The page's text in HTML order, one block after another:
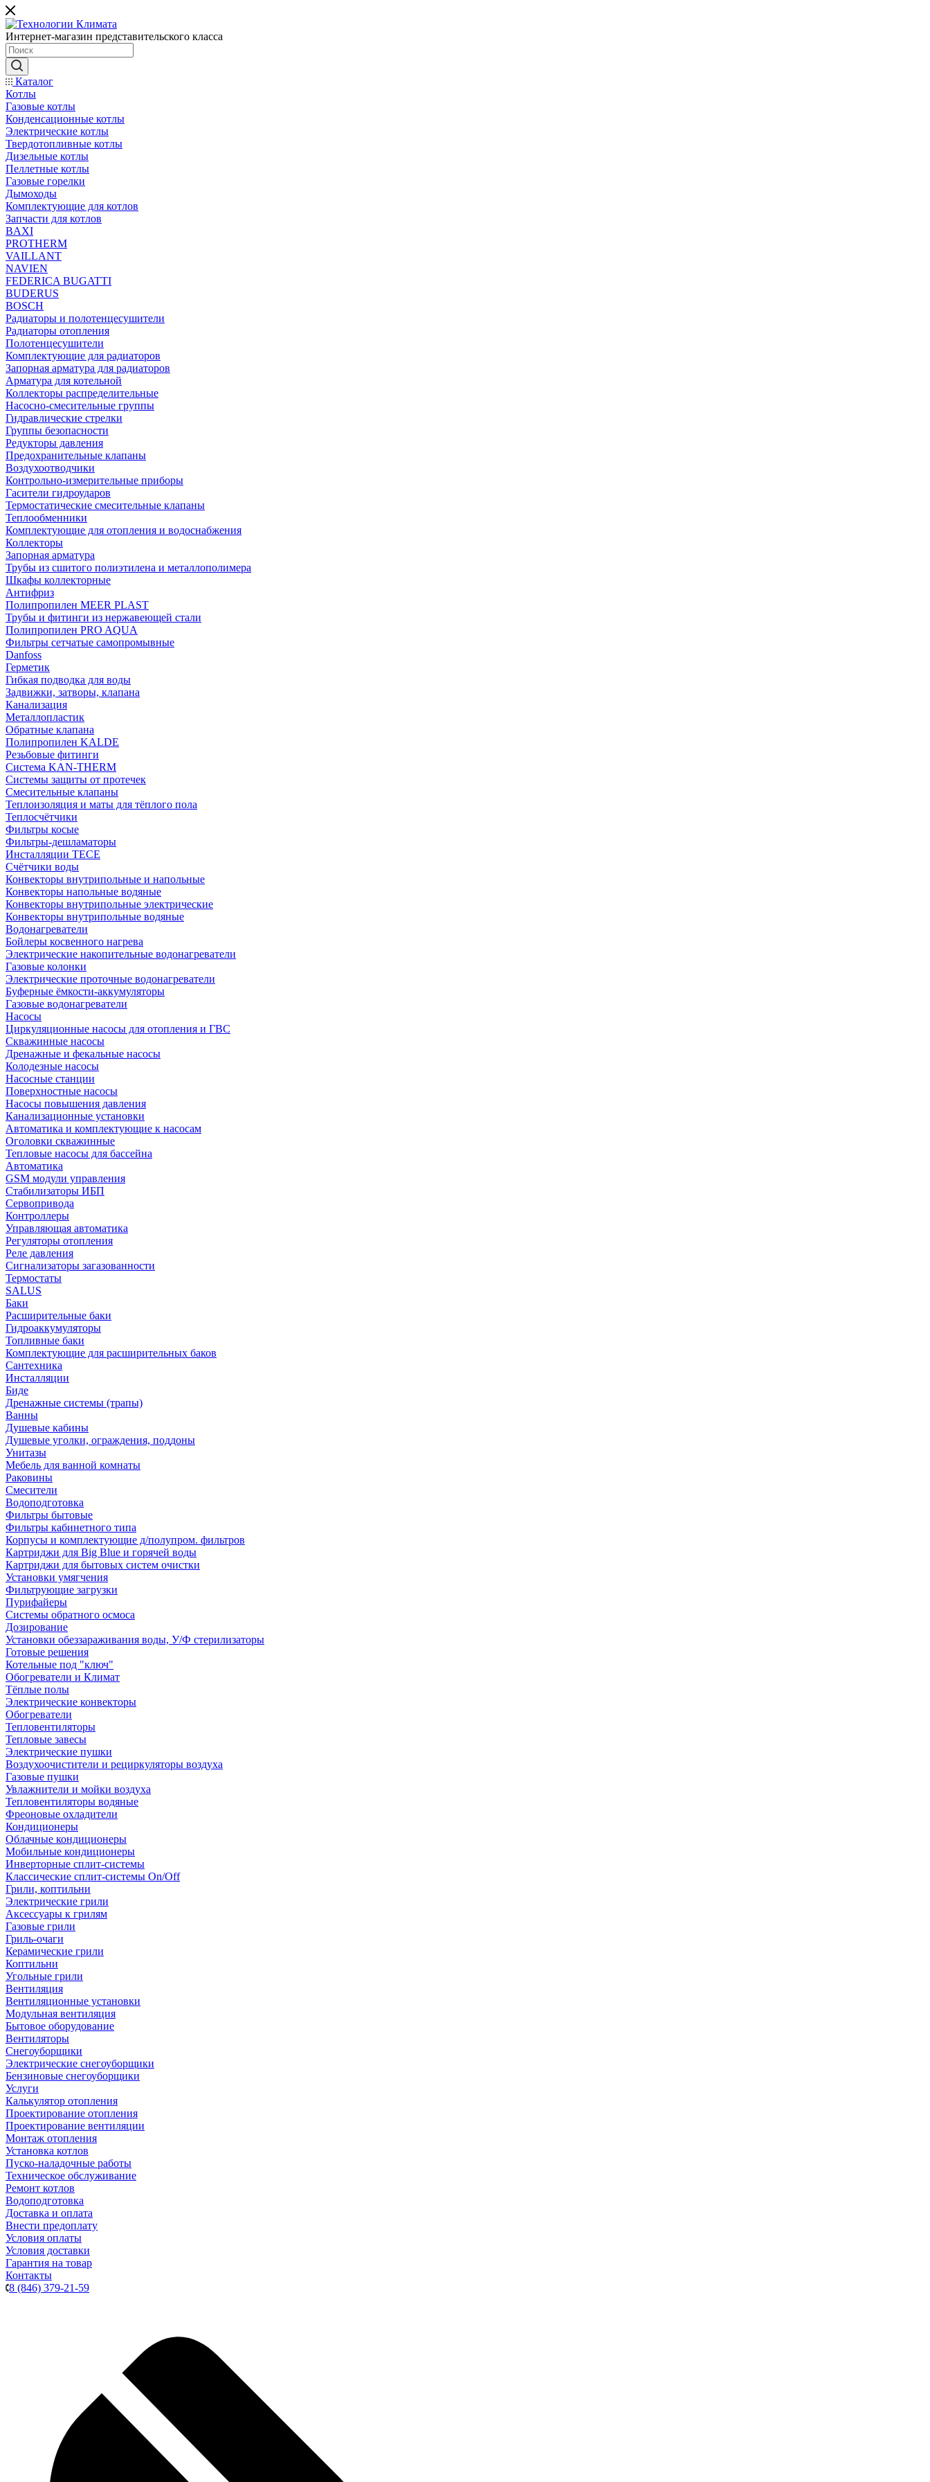
Интернет-магазин представительского класса
Каталог
Котлы
Газовые котлы
Конденсационные котлы
Электрические котлы
Твердотопливные котлы
Дизельные котлы
Пеллетные котлы
Газовые горелки
Дымоходы
Комплектующие для котлов
Запчасти для котлов
BAXI
PROTHERM
VAILLANT
NAVIEN
FEDERICA BUGATTI
BUDERUS
BOSCH
Радиаторы и полотенцесушители
Радиаторы отопления
Полотенцесушители
Комплектующие для радиаторов
Запорная арматура для радиаторов
Арматура для котельной
Коллекторы распределительные
Насосно-смесительные группы
Гидравлические стрелки
Группы безопасности
Редукторы давления
Предохранительные клапаны
Воздухоотводчики
Контрольно-измерительные приборы
Гасители гидроударов
Термостатические смесительные клапаны
Теплообменники
Комплектующие для отопления и водоснабжения
Коллекторы
Запорная арматура
Трубы из сшитого полиэтилена и металлополимера
Шкафы коллекторные
Антифриз
Полипропилен MEER PLAST
Трубы и фитинги из нержавеющей стали
Полипропилен PRO AQUA
Фильтры сетчатые самопромывные
Danfoss
Герметик
Гибкая подводка для воды
Задвижки, затворы, клапана
Канализация
Металлопластик
Обратные клапана
Полипропилен KALDE
Резьбовые фитинги
Система KAN-THERM
Системы защиты от протечек
Смесительные клапаны
Теплоизоляция и маты для тёплого пола
Теплосчётчики
Фильтры косые
Фильтры-дешламаторы
Инсталляции TECE
Счётчики воды
Конвекторы внутрипольные и напольные
Конвекторы напольные водяные
Конвекторы внутрипольные электрические
Конвекторы внутрипольные водяные
Водонагреватели
Бойлеры косвенного нагрева
Электрические накопительные водонагреватели
Газовые колонки
Электрические проточные водонагреватели
Буферные ёмкости-аккумуляторы
Газовые водонагреватели
Насосы
Циркуляционные насосы для отопления и ГВС
Скважинные насосы
Дренажные и фекальные насосы
Колодезные насосы
Насосные станции
Поверхностные насосы
Насосы повышения давления
Канализационные установки
Автоматика и комплектующие к насосам
Оголовки скважинные
Тепловые насосы для бассейна
Автоматика
GSM модули управления
Стабилизаторы ИБП
Сервопривода
Контроллеры
Управляющая автоматика
Регуляторы отопления
Реле давления
Сигнализаторы загазованности
Термостаты
SALUS
Баки
Расширительные баки
Гидроаккумуляторы
Топливные баки
Комплектующие для расширительных баков
Сантехника
Инсталляции
Биде
Дренажные системы (трапы)
Ванны
Душевые кабины
Душевые уголки, ограждения, поддоны
Унитазы
Мебель для ванной комнаты
Раковины
Смесители
Водоподготовка
Фильтры бытовые
Фильтры кабинетного типа
Корпусы и комплектующие д/полупром. фильтров
Картриджи для Big Blue и горячей воды
Картриджи для бытовых систем очистки
Установки умягчения
Фильтрующие загрузки
Пурифайеры
Системы обратного осмоса
Дозирование
Установки обеззараживания воды, У/Ф стерилизаторы
Готовые решения
Котельные под "ключ"
Обогреватели и Климат
Тёплые полы
Электрические конвекторы
Обогреватели
Тепловентиляторы
Тепловые завесы
Электрические пушки
Воздухоочистители и рециркуляторы воздуха
Газовые пушки
Увлажнители и мойки воздуха
Тепловентиляторы водяные
Фреоновые охладители
Кондиционеры
Облачные кондиционеры
Мобильные кондиционеры
Инверторные сплит-системы
Классические сплит-системы On/Off
Грили, коптильни
Электрические грили
Аксессуары к грилям
Газовые грили
Гриль-очаги
Керамические грили
Коптильни
Угольные грили
Вентиляция
Вентиляционные установки
Модульная вентиляция
Бытовое оборудование
Вентиляторы
Снегоуборщики
Электрические снегоуборщики
Бензиновые снегоуборщики
Услуги
Калькулятор отопления
Проектирование отопления
Проектирование вентиляции
Монтаж отопления
Установка котлов
Пуско-наладочные работы
Техническое обслуживание
Ремонт котлов
Водоподготовка
Доставка и оплата
Внести предоплату
Условия оплаты
Условия доставки
Гарантия на товар
Контакты
8 (846) 379-21-59